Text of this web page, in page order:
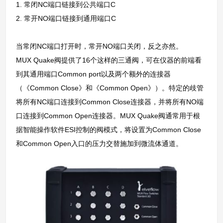
1. 常闭NC端口链接到公共端口C
2. 常开NO端口链接到通用端口C
当常闭NC端口打开时，常开NO端口关闭，反之亦然。
MUX Quake阀提供了16个这样的三通阀，可在仪器的前端看
到其通用端口Common port以及两个额外的连接器
（《Common Close》和《Common Open》）。特定的歧管
将所有NC端口连接到Common Close连接器，并将所有NO端
口连接到Common Open连接器。MUX Quake阀通常用于根
据智能操作软件ESI控制的阀模式，将设置为Common Close
和Common Open入口的压力交替施加到微流体通道。